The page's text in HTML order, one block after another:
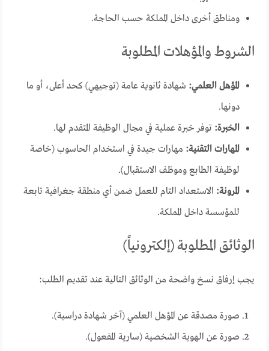
ومناطق أخرى داخل المملكة حسب الحاجة.
الشروط والمؤهلات المطلوبة
المؤهل العلمي: شهادة ثانوية عامة (توجيهي) كحد أعلى، أو ما
دونها.
الخبرة: توفر خبرة عملية في مجال الوظيفة المتقدم لها.
المهارات التقنية: مهارات جيدة في استخدام الحاسوب (خاصة
لوظيفة الطابع وموظف الاستقبال).
المرونة: الاستعداد التام للعمل ضمن أي منطقة جغرافية تابعة
للمؤسسة داخل المملكة.
الوثائق المطلوبة (إلكترونياً)
يجب إرفاق نسخ واضحة من الوثائق التالية عند تقديم الطلب:
صورة مصدقة عن المؤهل العلمي (آخر شهادة دراسية).
صورة عن الهوية الشخصية (سارية المفعول).